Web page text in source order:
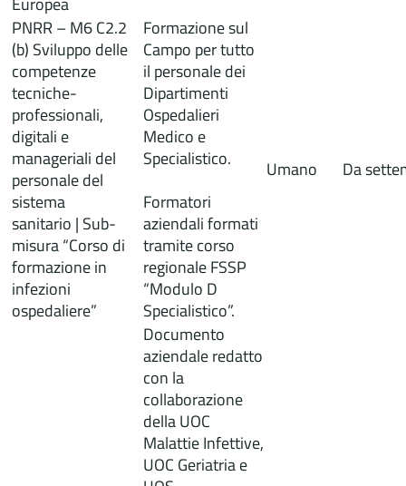
PNRR – M6 C2.2
(b) Sviluppo delle
competenze
tecniche-
professionali,
digitali e
manageriali del
personale del
sistema
sanitario | Sub-
misura “Corso di
formazione in
infezioni
ospedaliere”
Formazione sul
Campo per tutto
il personale dei
Dipartimenti
Ospedalieri
Medico e
Specialistico.
Formatori
aziendali formati
tramite corso
regionale FSSP
“Modulo D
Specialistico”.
Umano Da
Documento
aziendale redatto
con la
collaborazione
della UOC
Malattie Infettive,
UOC Geriatria e